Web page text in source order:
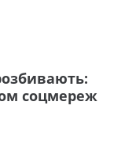
соцмереж